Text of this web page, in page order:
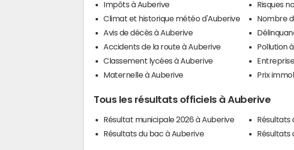
Impôts à Auberive
Climat et historique météo d'Auberive
Avis de décès à Auberive
Accidents de la route à Auberive
Classement lycées à Auberive
Maternelle à Auberive
Risques
Nombre
Pollution
Prix
Tous les résultats officiels à Auberive
Résultat municipale 2026 à Auberive
Résultats du bac à Auberive
Résultats
Résultats